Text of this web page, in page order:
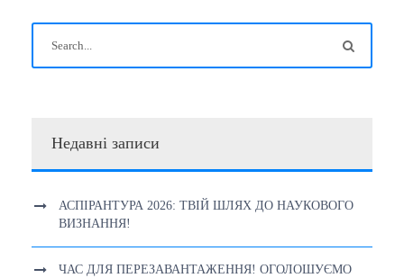
Недавні записи
АСПІРАНТУРА 2026: ТВІЙ ШЛЯХ ДО НАУКОВОГО
ВИЗНАННЯ!
ЧАС ДЛЯ ПЕРЕЗАВАНТАЖЕННЯ! ОГОЛОШУЄМО